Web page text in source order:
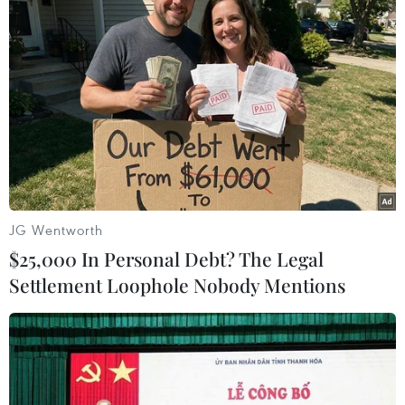
#thời sự hôm nay
#bản tin thời sự
#tội phạm
#truy nã
#tội phạm hình sự #hình sự
#công an
#vụ án
#phạm pháp #pháp luật
#pháp đình
#xã hội
#an ninh xã hội #chính trị
#VietnamPlus
#Vietnam
#Plus
Theo dõi VietnamPlus
TIN LIÊN QUAN
JG Wentworth
$25,000 In Personal Debt? The Legal
Settlement Loophole Nobody Mentions